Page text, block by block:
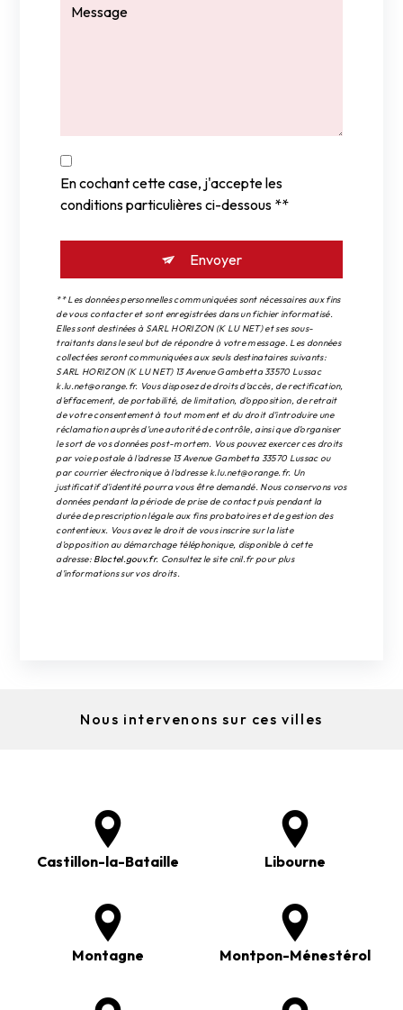
En cochant cette case, j'accepte les
conditions particulières ci-dessous **
Envoyer
** Les données personnelles communiquées sont nécessaires aux fins
de vous contacter et sont enregistrées dans un fichier informatisé.
Elles sont destinées à SARL HORIZON (K LU NET) et ses sous-
traitants dans le seul but de répondre à votre message. Les données
collectées seront communiquées aux seuls destinataires suivants:
SARL HORIZON (K LU NET) 13 Avenue Gambetta 33570 Lussac
k.lu.net@orange.fr. Vous disposez de droits d’accès, de rectification,
d’effacement, de portabilité, de limitation, d’opposition, de retrait
de votre consentement à tout moment et du droit d’introduire une
réclamation auprès d’une autorité de contrôle, ainsi que d’organiser
le sort de vos données post-mortem. Vous pouvez exercer ces droits
par voie postale à l'adresse 13 Avenue Gambetta 33570 Lussac ou
par courrier électronique à l'adresse k.lu.net@orange.fr. Un
justificatif d'identité pourra vous être demandé. Nous conservons vos
données pendant la période de prise de contact puis pendant la
durée de prescription légale aux fins probatoires et de gestion des
contentieux. Vous avez le droit de vous inscrire sur la liste
d'opposition au démarchage téléphonique, disponible à cette
adresse: Bloctel.gouv.fr. Consultez le site cnil.fr pour plus
d’informations sur vos droits.
Nous intervenons sur ces villes
Castillon-la-Bataille Libourne
Montagne Montpon-Ménestérol